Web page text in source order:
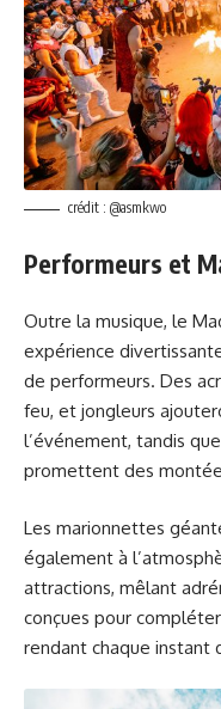
crédit : @asmkwo
Performeurs et
Outre la musique, le
expérience
de performeurs. Des
feu, et jongleurs
l’événement, tandis
promettent des
Les marionnettes
également à
attractions, mêlant
conçues pour
rendant chaque instant